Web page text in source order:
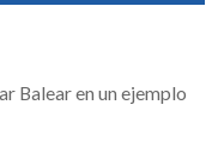
Balear en un ejemplo